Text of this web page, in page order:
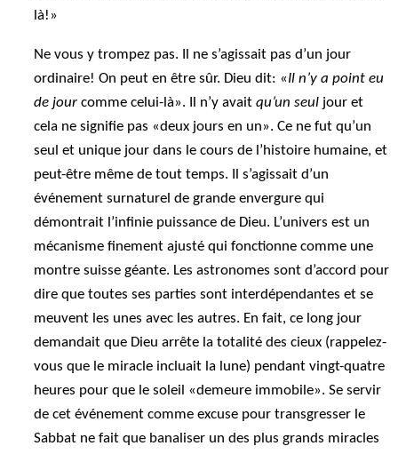
là!»
Ne vous y trompez pas. Il ne s’agissait pas d’un jour
ordinaire! On peut en être sûr. Dieu dit: «Il n’y a point eu
de jour comme celui-là». Il n’y avaitqu’un seul jour et
cela ne signifie pas «deux jours en un». Ce ne fut qu’un
seul et unique jour dans le cours de l’histoire humaine, et
peut-être même de tout temps. Il s’agissait d’un
événement surnaturel de grande envergure qui
démontrait l’infinie puissance de Dieu. L’univers est un
mécanisme finement ajusté qui fonctionne comme une
montre suisse géante. Les astronomes sont d’accord pour
dire que toutes ses parties sont interdépendantes et se
meuvent les unes avec les autres. En fait, ce long jour
demandait que Dieu arrête la totalité des cieux (rappelez-
vous que le miracle incluait la lune) pendant vingt-quatre
heures pour que le soleil «demeure immobile». Se servir
de cet événement comme excuse pour transgresser le
Sabbat ne fait que banaliser un des plus grands miracles